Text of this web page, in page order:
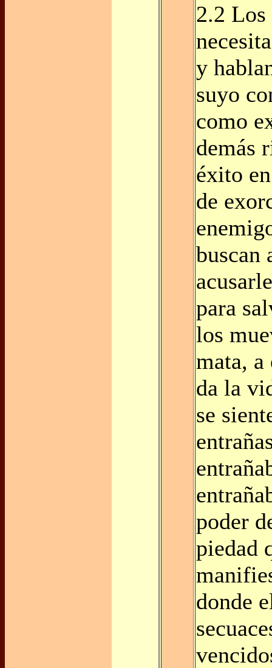
2.2 Los
y
suyo
como
demás
éxito
de
buscan
para
los
mata,
da la
se
poder
piedad
donde